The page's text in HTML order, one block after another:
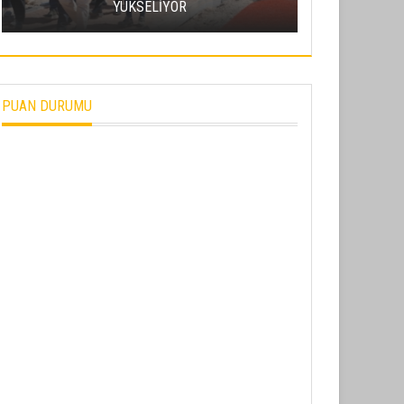
YÜKSELİYOR
PUAN DURUMU